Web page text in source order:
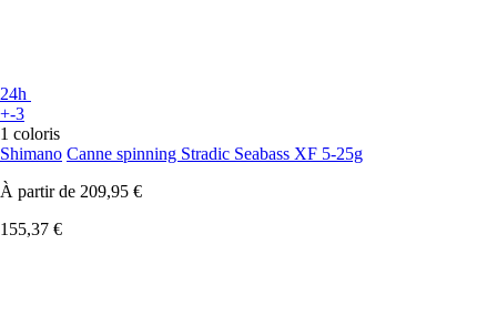
24h
+-3
1 coloris
Shimano Canne spinning Stradic Seabass XF 5-25g
À partir de 209,95 €
155,37 €